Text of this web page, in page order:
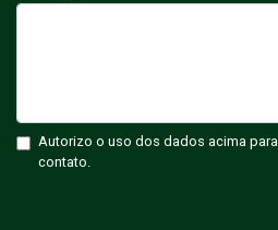
Autorizo o uso dos dados acima para
contato.